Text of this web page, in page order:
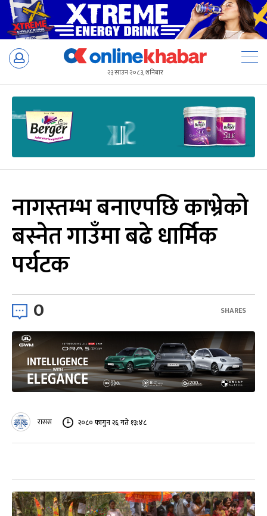
Skip
२३ साउन २०८३, शनिबार
नागस्तम्भ बनाएपछि काभ्रेको
बस्नेत गाउँमा बढे धार्मिक
पर्यटक
0 SHARES
रासस २०८० फागुन २६ गते १३:४८